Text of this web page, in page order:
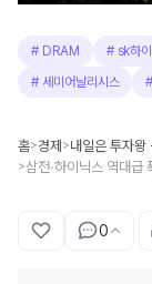
# DRAM # sk하
# 세미어날리시스
홈>경제 >내일은 투자왕
>삼전·하이닉스 역대급
0